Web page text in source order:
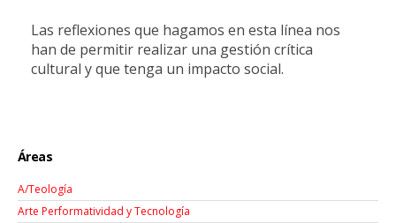
Las reflexiones que hagamos en esta línea nos
han de permitir realizar una gestión crítica
cultural y que tenga un impacto social.
Áreas
A/Teología
Arte Performatividad y Tecnología